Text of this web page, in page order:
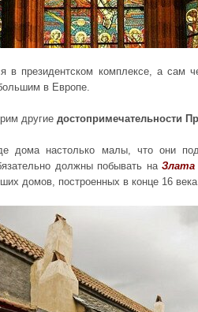
в президентском комплексе, а сам
в Европе.
другие достопримечательности
дома настолько малы, что они
должны побывать на Злата
домов, построенных в конце 16